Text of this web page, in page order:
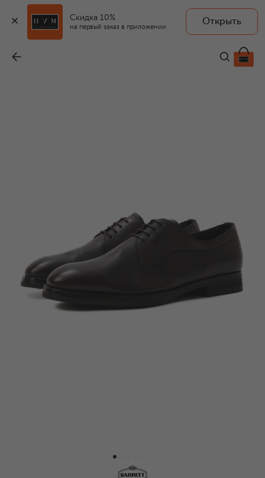
Скидка 10%
на первый заказ в приложении
Открыть
84 550 ₽